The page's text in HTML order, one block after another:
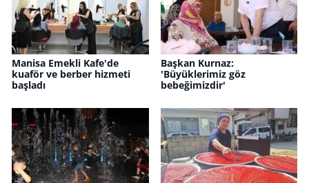
Manisa Emekli Kafe'de
kuaför ve berber hizmeti
başladı
Başkan Kurnaz:
'Büyüklerimiz göz
bebeğimizdir'